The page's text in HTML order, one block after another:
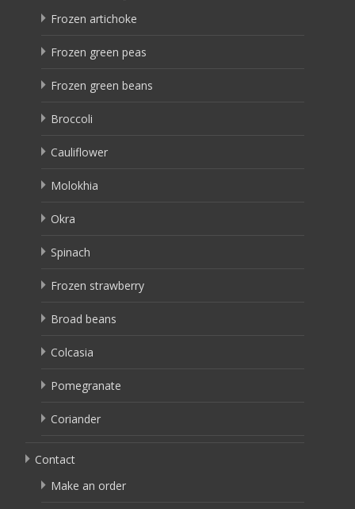
Frozen artichoke
Frozen green peas
Frozen green beans
Broccoli
Cauliflower
Molokhia
Okra
Spinach
Frozen strawberry
Broad beans
Colcasia
Pomegranate
Coriander
Contact
Make an order